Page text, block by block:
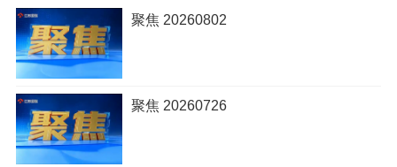
聚焦 20260802
聚焦 20260726